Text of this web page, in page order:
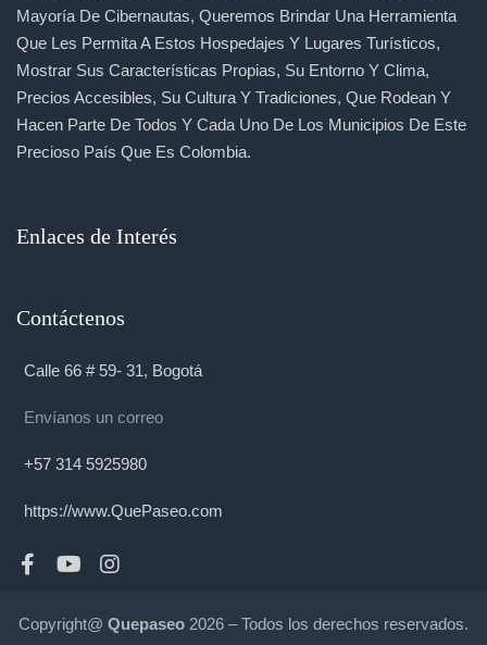
Mayoría De Cibernautas, Queremos Brindar Una Herramienta
Que Les Permita A Estos Hospedajes Y Lugares Turísticos,
Mostrar Sus Características Propias, Su Entorno Y Clima,
Precios Accesibles, Su Cultura Y Tradiciones, Que Rodean Y
Hacen Parte De Todos Y Cada Uno De Los Municipios De Este
Precioso País Que Es Colombia.
Enlaces de Interés
Contáctenos
Calle 66 # 59- 31, Bogotá
Envíanos un correo
+57 314 5925980
https://www.QuePaseo.com
Copyright@ Quepaseo 2026 – Todos los derechos reservados.